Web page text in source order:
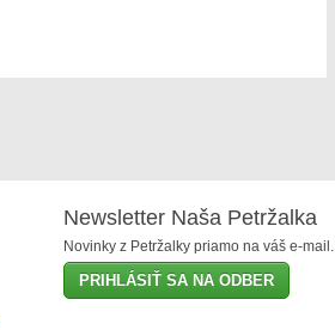
Newsletter Naša Petržalka
Novinky z Petržalky priamo na váš e-mail.
PRIHLÁSIŤ SA NA ODBER